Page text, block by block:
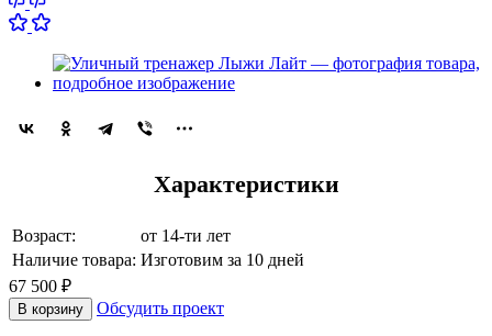
Характеристики
Возраст:
от 14-ти лет
Наличие товара: Изготовим за 10 дней
67 500 ₽
В корзину Обсудить проект